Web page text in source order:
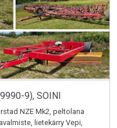
9), SOINI
NZE Mk2, peltolana
lietekärry Vepi,